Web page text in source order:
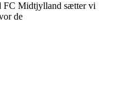
FC Midtjylland sætter vi
de